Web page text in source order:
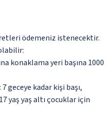
ödemeniz istenecektir.
konaklama yeri başına 1000
geceye kadar kişi başı,
yaş yaş altı çocuklar için